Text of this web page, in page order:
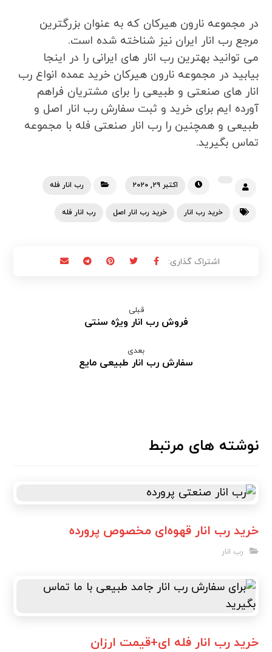
در مجموعه نارون هیرکان که به عنوان بزرگترین
مرجع رب انار ایران نیز شناخته شده است.
می توانید بهترین رب انار های ایرانی را در اینجا
بیابید در مجموعه نارون هیرکان خرید عمده انواع رب
انار های صنعتی و طبیعی را برای مشتریان فراهم
آورده ایم برای خرید و ثبت سفارش رب انار اصل و
طبیعی و همچنین را رب انار صنعتی فله با مجموعه
تماس بگیرید.
اکتبر ۲۹, ۲۰۲۰ رب انار فله
خرید رب انار خرید رب انار اصل رب انار فله
قبلی
فروش رب انار ویژه سنتی
بعدی
سفارش رب انار طبیعی مایع
نوشته های مرتبط
خرید رب انار قهوه‌ای مخصوص پرورده
رب انار
خرید رب انار فله ای+قیمت ارزان